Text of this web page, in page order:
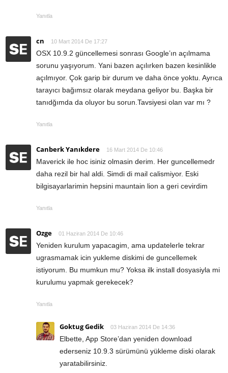
Yanıtla
cn 10 Mart 2014 De 17:27
OSX 10.9.2 güncellemesi sonrası Google’ın açılmama
sorunu yaşıyorum. Yani bazen açılırken bazen kesinlikle
açılmıyor. Çok garip bir durum ve daha önce yoktu. Ayrıca
tarayıcı bağımsız olarak meydana geliyor bu. Başka bir
tanıdğımda da oluyor bu sorun.Tavsiyesi olan var mı ?
Yanıtla
Canberk Yanıkdere 16 Mart 2014 De 10:46
Maverick ile hoc isiniz olmasin derim. Her guncellemedr
daha rezil bir hal aldi. Simdi di mail calismiyor. Eski
bilgisayarlarimin hepsini mauntain lion a geri cevirdim
Yanıtla
Ozge 01 Haziran 2014 De 10:46
Yeniden kurulum yapacagim, ama updatelerle tekrar
ugrasmamak icin yukleme diskimi de guncellemek
istiyorum. Bu mumkun mu? Yoksa ilk install dosyasiyla mi
kurulumu yapmak gerekecek?
Yanıtla
Goktug Gedik 03 Haziran 2014 De 14:36
Elbette, App Store’dan yeniden download
ederseniz 10.9.3 sürümünü yükleme diski olarak
yaratabilirsiniz.